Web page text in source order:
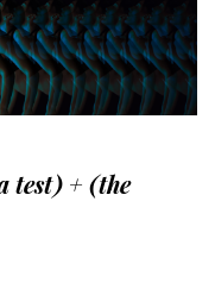
test) + (the